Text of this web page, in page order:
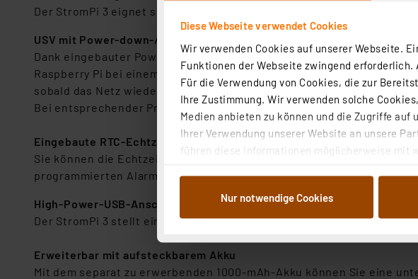
Diese Webseite verwendet Cookies
Wir verwenden Cookies auf unserer Webseite.
Funktionen der Webseite zwingend erforderlich.
Für die Verwendung von Cookies, die zur
Ihre Zustimmung. Wir verwenden solche
Medien anbieten zu können und die Zugriffe auf
Ihrer Verwendung unserer Website an unsere
führen diese Informationen möglicherweise mit
Weiterverarbeitung für die nachfolgend
Abs.1a DSG-VO) zu. Eine detaillierte Auflistung
ganz oder teilweise zustimmen. Ihre erteilte
anpassen oder widerrufen. Die Rechtmäßigkeit
Nur notwendige Cookies
Der StromPi 3 eignet sich auch als Stromversorgung für
USV mit Power-down-/Autostart-Funktion
Dank eingebauter Power-down-/Autostart-Funktion können Sie
Raspberry Pi bei einem Netzausfall sicher durch den StromPi 3
sobald das Netz wieder verfügbar ist.
Bei entsprechender Programmierung kann Sie der Raspberry Pi bei
Eingebaute RTC-Echtzeituhr mit Alarm-Funktion
Sie können die Echtzeituhr für programmierbare Start-Stop-
programmierten Alarmzeit automatisch hochfahren.
High-Power-USB-Anschluss
Der StromPi 3 stellt einen High-Power-USB-Anschluss zum Betrieb
Erweiterbar mit aufsteckbarem Akku
Mit dem separat zu erwerbenden 1000-mAh-Akku können Sie eine